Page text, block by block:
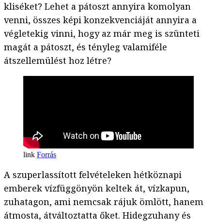
kliséket? Lehet a pátoszt annyira komolyan
venni, összes képi konzekvenciáját annyira a
végletekig vinni, hogy az már meg is szünteti
magát a pátoszt, és tényleg valamiféle
átszellemülést hoz létre?
Forrás
A szuperlassított felvételeken hétköznapi
emberek vízfüggönyön keltek át, vízkapun,
zuhatagon, ami nemcsak rájuk ömlött, hanem
átmosta, átváltoztatta őket. Hidegzuhany és